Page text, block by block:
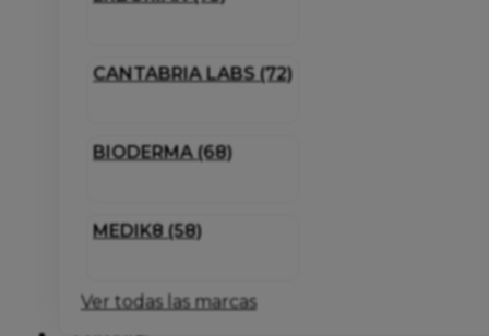
CANTABRIA LABS (72)
BIODERMA (68)
MEDIK8 (58)
Ver todas las marcas